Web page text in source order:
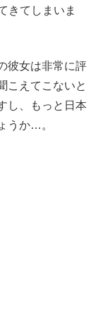
きてしまいま
彼女は非常に評
こえてこないと
し、もっと日本
うか…。